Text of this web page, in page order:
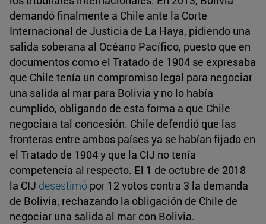
demandó finalmente a Chile ante la Corte
Internacional de Justicia de La Haya, pidiendo una
salida soberana al Océano Pacífico, puesto que en
documentos como el Tratado de 1904 se expresaba
que Chile tenía un compromiso legal para negociar
una salida al mar para Bolivia y no lo había
cumplido, obligando de esta forma a que Chile
negociara tal concesión. Chile defendió que las
fronteras entre ambos países ya se habían fijado en
el Tratado de 1904 y que la CIJ no tenía
competencia al respecto. El 1 de octubre de 2018
la CIJ desestimó por 12 votos contra 3 la demanda
de Bolivia, rechazando la obligación de Chile de
negociar una salida al mar con Bolivia.